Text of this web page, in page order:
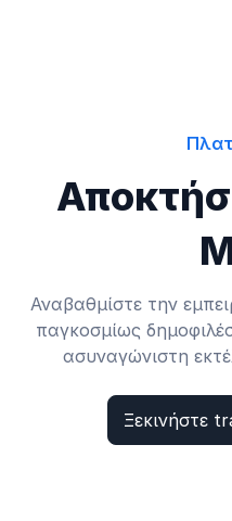
Αναβαθμίστε την
παγκοσμίως
ασυναγώνιστη
Ξεκινήστε